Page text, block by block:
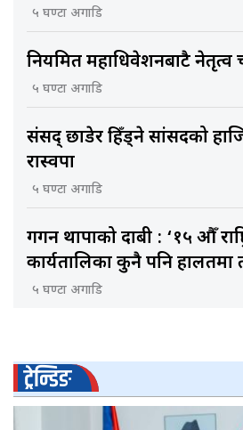
५ घण्टा अगाडि
नियमित महाधिवेशनबाटै नेतृत्व
५ घण्टा अगाडि
संसद् छाडेर हिँड्ने सांसदको
रास्वपा
५ घण्टा अगाडि
गगन थापाको दाबी : ‘१५ औँ
कार्यतालिका कुनै पनि हालतमा
५ घण्टा अगाडि
ट्रेन्डिङ